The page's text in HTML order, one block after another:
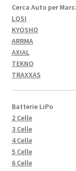
Cerca Auto per
LOSI
KYOSHO
ARRMA
AXIAL
TEKNO
TRAXXAS
Batterie LiPo
2 Celle
3 Celle
4 Celle
5 Celle
6 Celle